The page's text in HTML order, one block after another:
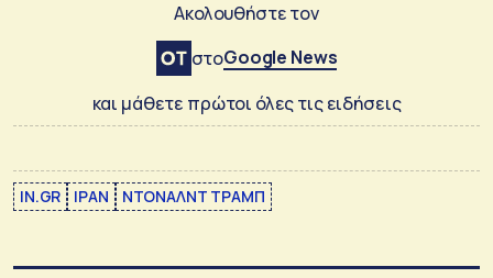
Ακολουθήστε τον
στοGoogle News
και μάθετε πρώτοι όλες τις ειδήσεις
IN.GR ΙΡΑΝ ΝΤΟΝΑΛΝΤ ΤΡΑΜΠ